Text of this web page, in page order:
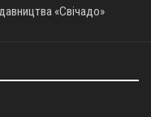
«Свічадо»